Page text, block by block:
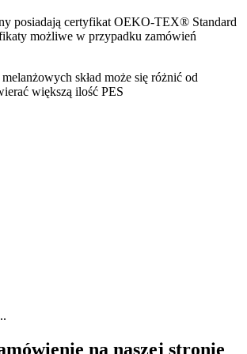
posiadają certyfikat OEKO-TEX® Standard
możliwe w przypadku zamówień
skład może się różnić od
większą ilość PES
na naszej stronie